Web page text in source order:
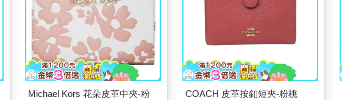
Michael Kors 花朵皮革中夾-粉
COACH 皮革按釦短夾-粉桃